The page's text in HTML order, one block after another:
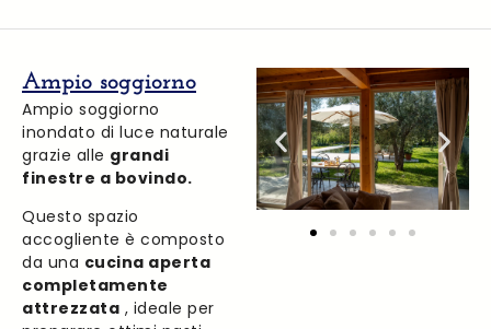
Ampio soggiorno
Ampio soggiorno
inondato di luce naturale
grazie alle grandi
finestre a bovindo.
Questo spazio
accogliente è composto
da una cucina aperta
completamente
attrezzata , ideale per